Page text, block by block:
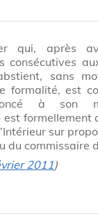
qui, après
consécutives
sans
formalité, est
à son
est formellement
sur
du commissaire
2011)